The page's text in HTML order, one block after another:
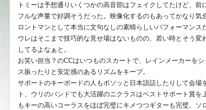
トミーは予想通りいくつかの高音部はフェイクしてたけど、前
フルな声量で好調そうだった。映像化するのもあってかなり気
ロントマンとして本当に文句なしの素晴らしいパフォーマンス
ウレはそこまで技巧的な見せ場はないものの、若い時とそう変
してるよなぁと。
お笑い担当？のCCはいつものスカートで、レインメーカーを
ス振ったりと安定感のあるリズムをキープ。
サポートのキーボードの人もボソッと日本語話したりして会場
ト、ウリのバンドでも大活躍のニクラスはベストサポート賞を
もキーの高いコーラスをほぼ完璧にキメつつギターも完璧。ソ